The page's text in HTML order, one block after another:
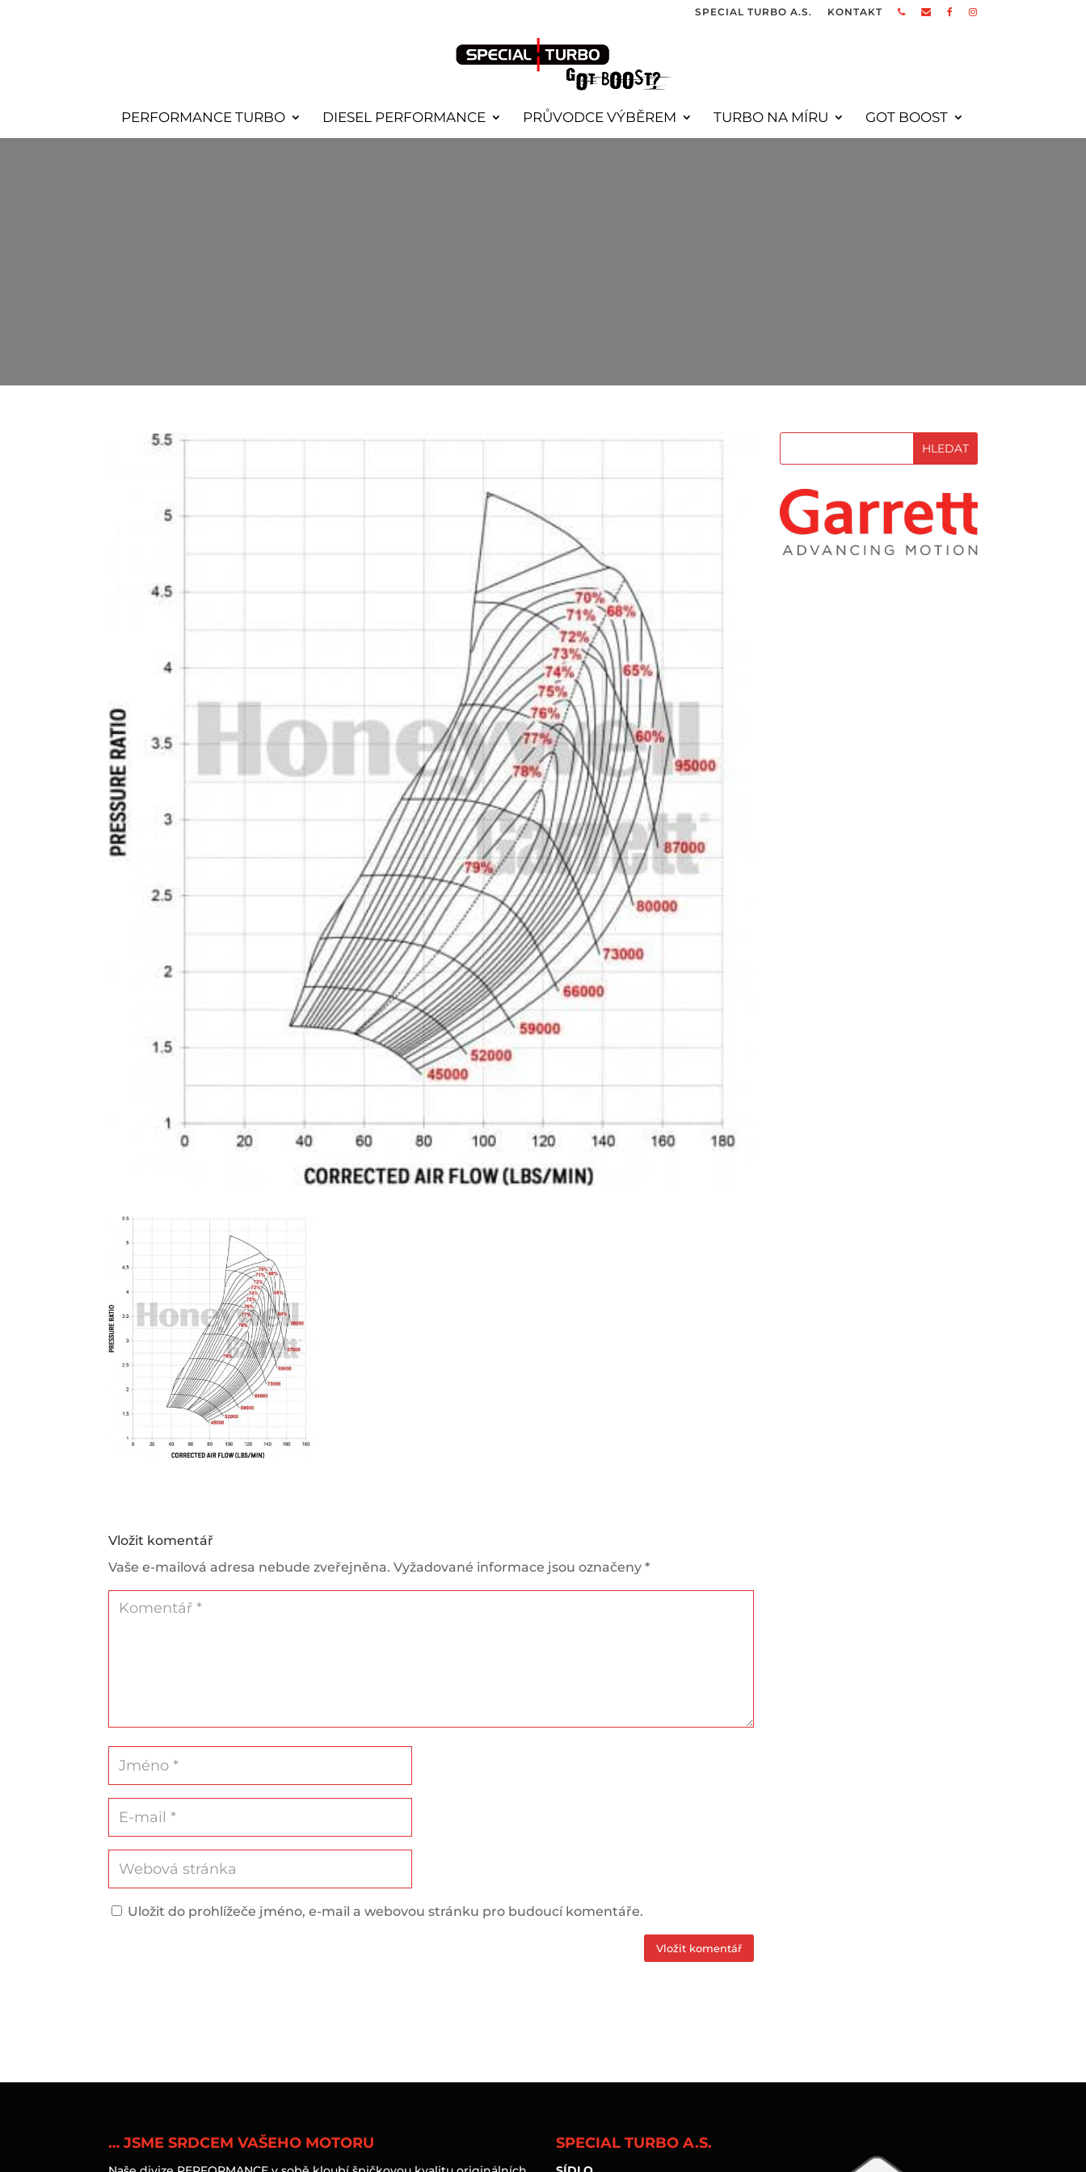
SPECIAL TURBO A.S. KONTAKT
PERFORMANCE TURBO DIESEL PERFORMANCE PRŮVODCE VÝBĚREM TURBO NA MÍRU GOT BOOST
Vložit komentář
Vaše e-mailová adresa nebude zveřejněna. Vyžadované informace jsou označeny*
Uložit do prohlížeče jméno, e-mail a webovou stránku pro budoucí komentáře.
… JSME SRDCEM VAŠEHO MOTORU SPECIAL TURBO A.S.